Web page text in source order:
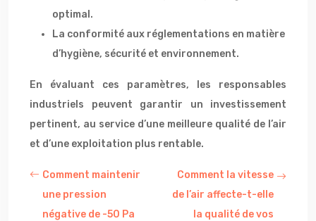
optimal.
La conformité aux réglementations en matière
d’hygiène, sécurité et environnement.
En évaluant ces paramètres, les responsables
industriels peuvent garantir un investissement
pertinent, au service d’une meilleure qualité de l’air
et d’une exploitation plus rentable.
Comment maintenir
une pression
négative de -50 Pa
Comment la vitesse
de l’air affecte-t-elle
la qualité de vos